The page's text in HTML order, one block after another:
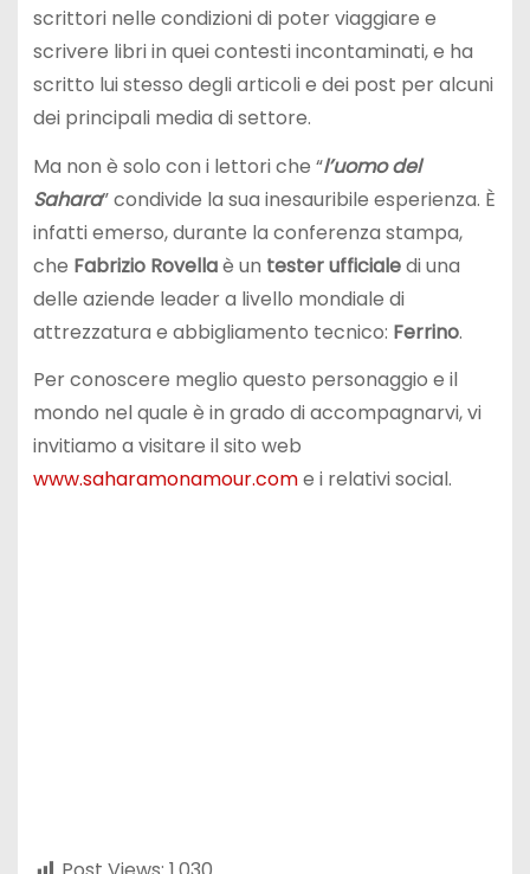
scrittori nelle condizioni di poter viaggiare e
scrivere libri in quei contesti incontaminati, e ha
scritto lui stesso degli articoli e dei post per alcuni
dei principali media di settore.
Ma non è solo con i lettori che “l’uomo del
Sahara” condivide la sua inesauribile esperienza. È
infatti emerso, durante la conferenza stampa,
che Fabrizio Rovellaè un tester ufficialedi una
delle aziende leader a livello mondiale di
attrezzatura e abbigliamento tecnico: Ferrino.
Per conoscere meglio questo personaggio e il
mondo nel quale è in grado di accompagnarvi, vi
invitiamo a visitare il sito web
www.saharamonamour.come i relativi social.